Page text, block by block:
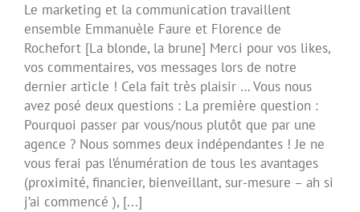
Le marketing et la communication travaillent
ensemble Emmanuèle Faure et Florence de
Rochefort [La blonde, la brune] Merci pour vos likes,
vos commentaires, vos messages lors de notre
dernier article ! Cela fait très plaisir … Vous nous
avez posé deux questions : La première question :
Pourquoi passer par vous/nous plutôt que par une
agence ? Nous sommes deux indépendantes ! Je ne
vous ferai pas l’énumération de tous les avantages
(proximité, financier, bienveillant, sur-mesure – ah si
j’ai commencé ), [...]